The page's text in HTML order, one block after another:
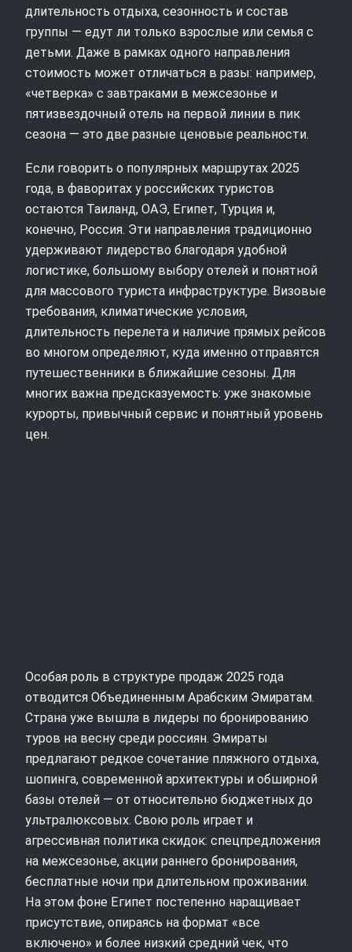
длительность отдыха, сезонность и состав
группы — едут ли только взрослые или семья с
детьми. Даже в рамках одного направления
стоимость может отличаться в разы: например,
«четверка» с завтраками в межсезонье и
пятизвездочный отель на первой линии в пик
сезона — это две разные ценовые реальности.
Если говорить о популярных маршрутах 2025
года, в фаворитах у российских туристов
остаются Таиланд, ОАЭ, Египет, Турция и,
конечно, Россия. Эти направления традиционно
удерживают лидерство благодаря удобной
логистике, большому выбору отелей и понятной
для массового туриста инфраструктуре. Визовые
требования, климатические условия,
длительность перелета и наличие прямых рейсов
во многом определяют, куда именно отправятся
путешественники в ближайшие сезоны. Для
многих важна предсказуемость: уже знакомые
курорты, привычный сервис и понятный уровень
цен.
Особая роль в структуре продаж 2025 года
отводится Объединенным Арабским Эмиратам.
Страна уже вышла в лидеры по бронированию
туров на весну среди россиян. Эмираты
предлагают редкое сочетание пляжного отдыха,
шопинга, современной архитектуры и обширной
базы отелей — от относительно бюджетных до
ультралюксовых. Свою роль играет и
агрессивная политика скидок: спецпредложения
на межсезонье, акции раннего бронирования,
бесплатные ночи при длительном проживании.
На этом фоне Египет постепенно наращивает
присутствие, опираясь на формат «все
включено» и более низкий средний чек, что